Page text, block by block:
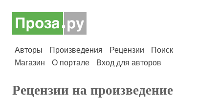
Авторы Произведения Рецензии
Поиск
Магазин
О портале Вход для авторов
Рецензии на произведение